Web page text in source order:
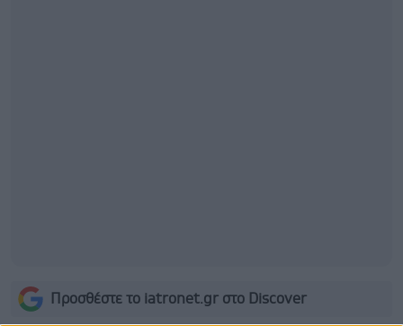
Προσθέστε το iatronet.gr στο Discover